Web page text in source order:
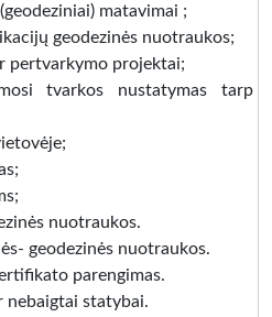
matavimai ;
geodezinės nuotraukos;
pertvarkymo projektai;
tvarkos nustatymas tarp
nuotraukos.
geodezinės nuotraukos.
parengimas.
nebaigtai statybai.